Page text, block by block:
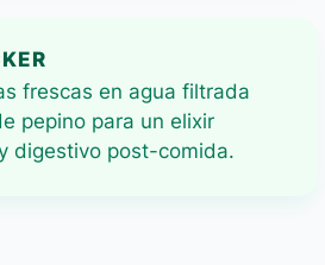
frescas en agua filtrada
pepino para un elixir
digestivo post-comida.